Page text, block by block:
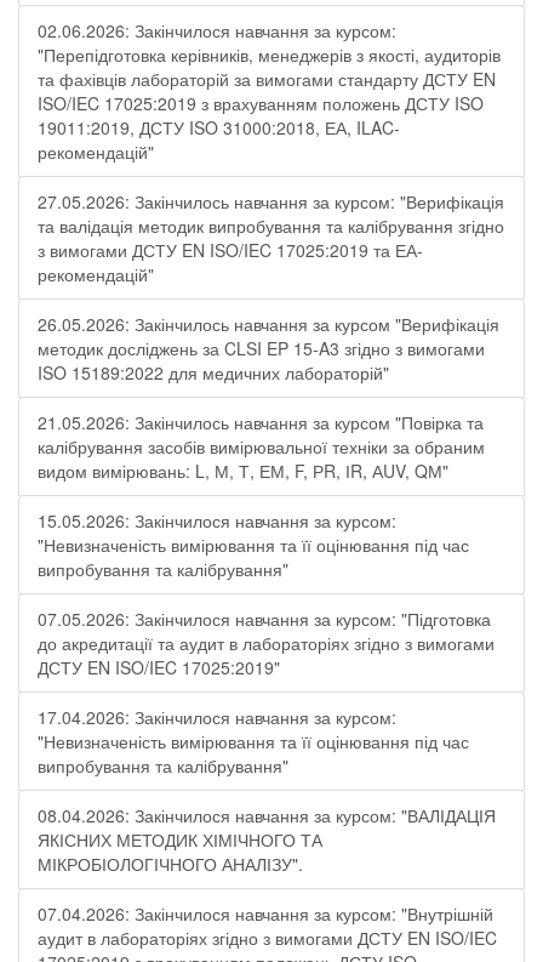
02.06.2026: Закінчилося навчання за курсом:
"Перепідготовка керівників, менеджерів з якості, аудиторів
та фахівців лабораторій за вимогами стандарту ДСТУ EN
ISO/IEC 17025:2019 з врахуванням положень ДСТУ ISO
19011:2019, ДСТУ ISO 31000:2018, ЕА, ILAC-
рекомендацій"
27.05.2026: Закінчилось навчання за курсом: "Верифікація
та валідація методик випробування та калібрування згідно
з вимогами ДСТУ EN ISO/IEC 17025:2019 та ЕА-
рекомендацій"
26.05.2026: Закінчилось навчання за курсом "Верифікація
методик досліджень за CLSI EP 15-A3 згідно з вимогами
ISO 15189:2022 для медичних лабораторій"
21.05.2026: Закінчилось навчання за курсом "Повірка та
калібрування засобів вимірювальної техніки за обраним
видом вимірювань: L, М, Т, ЕМ, F, РR, ІR, АUV, QМ"
15.05.2026: Закінчилося навчання за курсом:
"Невизначеність вимірювання та її оцінювання під час
випробування та калібрування"
07.05.2026: Закінчилося навчання за курсом: "Підготовка
до акредитації та аудит в лабораторіях згідно з вимогами
ДСТУ EN ISO/IEC 17025:2019"
17.04.2026: Закінчилося навчання за курсом:
"Невизначеність вимірювання та її оцінювання під час
випробування та калібрування"
08.04.2026: Закінчилося навчання за курсом: "ВАЛІДАЦІЯ
ЯКІСНИХ МЕТОДИК ХІМІЧНОГО ТА
МІКРОБІОЛОГІЧНОГО АНАЛІЗУ".
07.04.2026: Закінчилося навчання за курсом: "Внутрішній
аудит в лабораторіях згідно з вимогами ДСТУ EN ISO/IEC